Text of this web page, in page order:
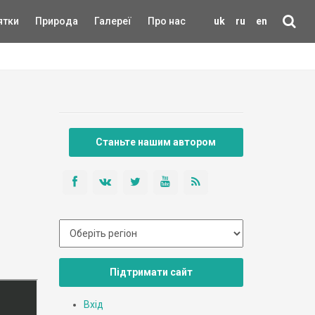
uk ru en
Природа Галереї Про нас
Станьте нашим автором
Підтримати сайт
Вхід